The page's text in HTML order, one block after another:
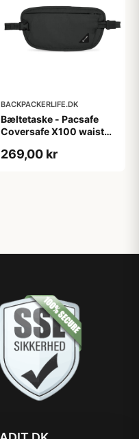
BACKPACKERLIFE.DK
Bæltetaske - Pacsafe
Coversafe X100 waist
269,00 kr